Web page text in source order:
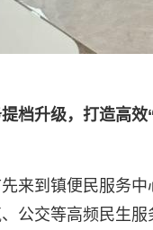
档升级，打造高效
来到镇便民服务
公交等高频民生